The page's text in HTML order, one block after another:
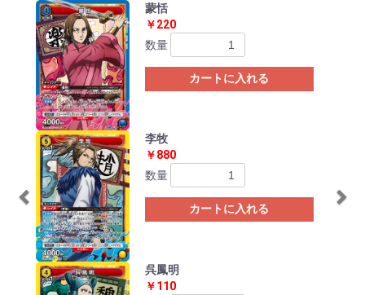
蒙恬
￥220
数量
カートに入れる
李牧
￥880
数量
カートに入れる
呉鳳明
￥110
Previous